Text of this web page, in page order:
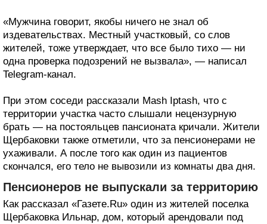
«Мужчина говорит, якобы ничего не знал об
издевательствах. Местный участковый, со слов
жителей, тоже утверждает, что все было тихо — ни
одна проверка подозрений не вызвала», — написал
Telegram-канал.
При этом соседи рассказали Mash Iptash, что с
территории участка часто слышали нецензурную
брать — на постояльцев пансионата кричали. Жители
Щербаковки также отметили, что за пенсионерами не
ухаживали. А после того как один из пациентов
скончался, его тело не вывозили из комнаты два дня.
Пенсионеров не выпускали за территорию
Как рассказал «Газете.Ru» один из жителей поселка
Щербаковка Ильнар, дом, который арендовали под